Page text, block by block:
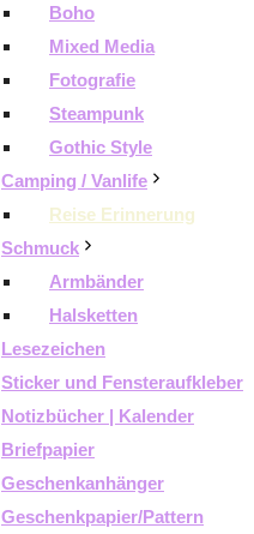
Boho
Mixed Media
Fotografie
Steampunk
Gothic Style
Camping / Vanlife
Reise Erinnerung
Schmuck
Armbänder
Halsketten
Lesezeichen
Sticker und Fensteraufkleber
Notizbücher | Kalender
Briefpapier
Geschenkanhänger
Geschenkpapier/Pattern